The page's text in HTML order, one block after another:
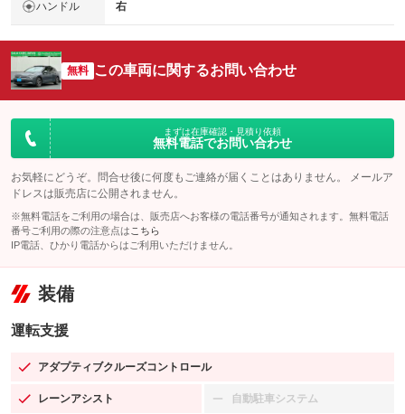
ハンドル 右
無料 この車両に関するお問い合わせ
まずは在庫確認・見積り依頼
無料電話でお問い合わせ
お気軽にどうぞ。問合せ後に何度もご連絡が届くことはありません。 メールア
ドレスは販売店に公開されません。
※無料電話をご利用の場合は、販売店へお客様の電話番号が通知されます。無料電話
番号ご利用の際の注意点は こちら
IP電話、ひかり電話からはご利用いただけません。
装備
運転支援
アダプティブクルーズコントロール
：装備あり
レーンアシスト
：装備あり 自動駐車システム
：装備なし